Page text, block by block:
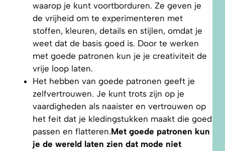
waarop je kunt voortborduren. Ze geven je
de vrijheid om te experimenteren met
stoffen, kleuren, details en stijlen, omdat je
weet dat de basis goed is. Door te werken
met goede patronen kun je je creativiteit de
vrije loop laten.
Het hebben van goede patronen geeft je
zelfvertrouwen. Je kunt trots zijn op je
vaardigheden als naaister en vertrouwen op
het feit dat je kledingstukken maakt die goed
passen en flatteren.Met goede patronen kun
je de wereld laten zien dat mode niet